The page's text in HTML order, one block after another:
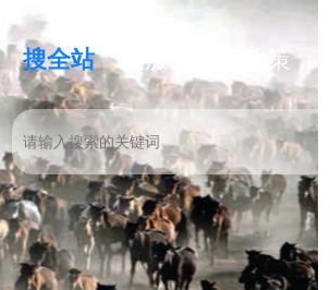
搜全站 搜服务 搜政策